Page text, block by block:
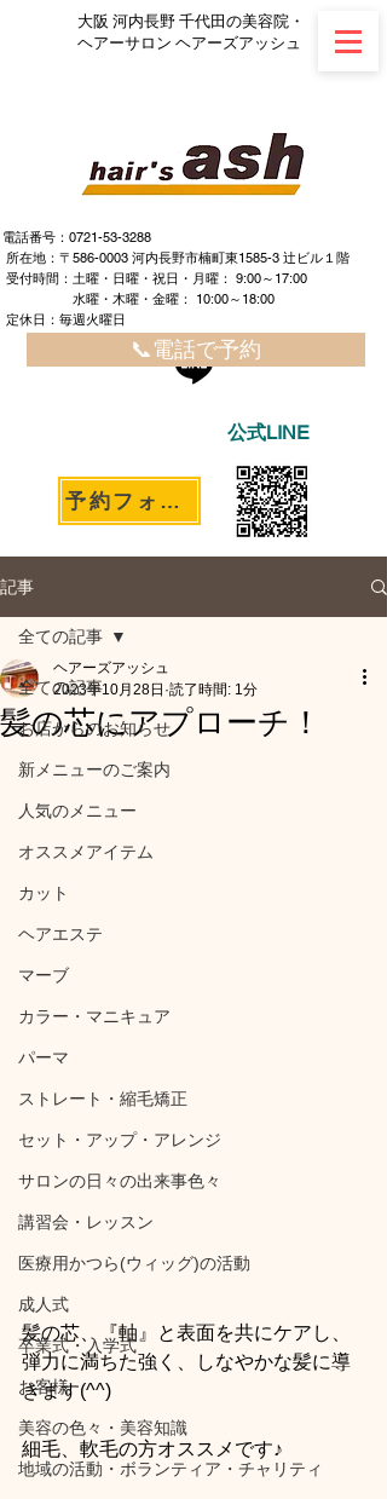
大阪 河内長野 千代田の美容院・
ヘアーサロン ヘアーズアッシュ
電話番号：0721-53-3288
所在地：〒586-0003 河内長野市楠町東1585-3 辻ビル１階
​ ​受付時間：土曜・日曜・祝日・月曜： 9:00～17:00
水曜・木曜・金曜： 10:00～18:00
定休日：毎週火曜日
📞電話で予約
公式LINE
予約フォームへ
記事
全ての記事
お店からのお知らせ
新メニューのご案内
人気のメニュー
オススメアイテム
カット
ヘアエステ
マーブ
カラー・マニキュア
パーマ
ストレート・縮毛矯正
セット・アップ・アレンジ
サロンの日々の出来事色々
講習会・レッスン
医療用かつら(ウィッグ)の活動
成人式
卒業式・入学式
お客様
美容の色々・美容知識
地域の活動・ボランティア・チャリティ
全ての記事
髪の芯にアプローチ！
ヘアーズアッシュ
2023年10月28日 読了時間: 1分
髪の芯、『軸』と表面を共にケアし、
弾力に満ちた強く、しなやかな髪に導
きます(^^)
細毛、軟毛の方オススメです♪